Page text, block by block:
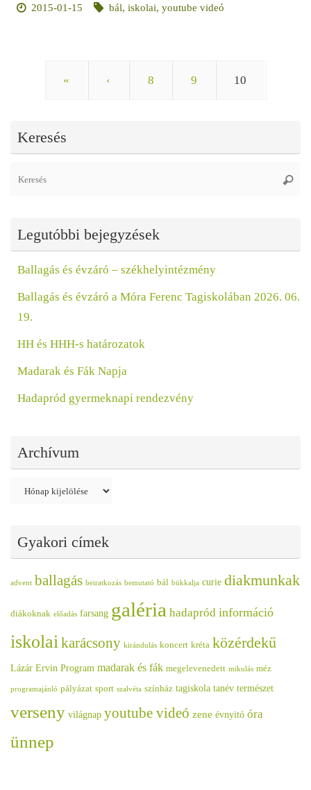
2015-01-15 bál, iskolai, youtube videó
« ‹ 8 9 10
Keresés
Legutóbbi bejegyzések
Ballagás és évzáró – székhelyintézmény
Ballagás és évzáró a Móra Ferenc Tagiskolában 2026. 06.
19.
HH és HHH-s határozatok
Madarak és Fák Napja
Hadapród gyermeknapi rendezvény
Archívum
Archívum
Gyakori címek
advent ballagás beiratkozás bemutató bál bükkalja curie diakmunkak
diákoknak előadás farsang galéria hadapród információ
iskolaikarácsony kirándulás koncert kréta közérdekű
Lázár Ervin Program madarak és fák megelevenedett mikulás méz
programajánló pályázat sport szalvéta színház tagiskola tanév természet
verseny világnap youtube videó zene évnyitó óra
ünnep